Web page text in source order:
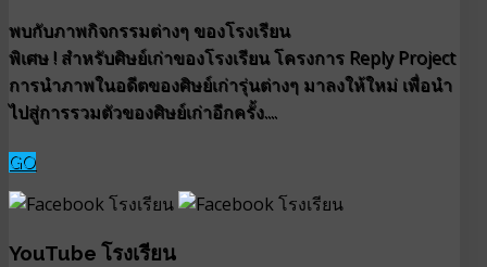
พบกับภาพกิจกรรมต่างๆ ของโรงเรียน
พิเศษ ! สำหรับศิษย์เก่าของโรงเรียน โครงการ Reply Project
การนำภาพในอดีตของศิษย์เก่ารุ่นต่างๆ มาลงให้ใหม่ เพื่อนำ
ไปสู่การรวมตัวของศิษย์เก่าอีกครั้ง....
GO
YouTube โรงเรียน